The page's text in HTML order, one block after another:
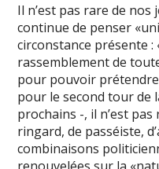
Il n’est pas rare de nos
continue de penser
circonstance présente :
rassemblement de
pour pouvoir
pour le second tour de
prochains -, il n’est
ringard, de passéiste,
combinaisons